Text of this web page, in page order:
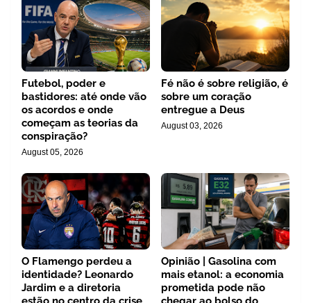
Futebol, poder e
bastidores: até onde vão
os acordos e onde
começam as teorias da
conspiração?
August 05, 2026
Fé não é sobre religião, é
sobre um coração
entregue a Deus
August 03, 2026
O Flamengo perdeu a
identidade? Leonardo
Jardim e a diretoria
Opinião | Gasolina com
mais etanol: a economia
prometida pode não